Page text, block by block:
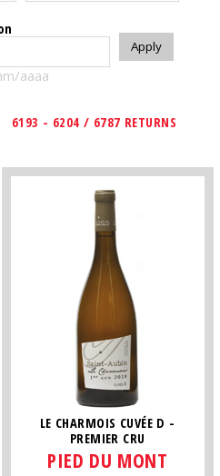
aaaa
6193 - 6204 / 6787 RETURNS
LE CHARMOIS CUVÉE D -
PREMIER CRU
PIED DU MONT